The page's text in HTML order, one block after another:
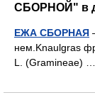
СБОРНОЙ" в
ЕЖА СБОРНАЯ
нем.Knaulgras
L. (Gramineae)